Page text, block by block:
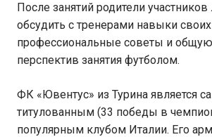
После занятий родители участников
обсудить с тренерами навыки своих
профессиональные советы и
перспектив занятия футболом.
ФК «Ювентус» из Турина является
титулованным (33 победы в
популярным клубом Италии. Его